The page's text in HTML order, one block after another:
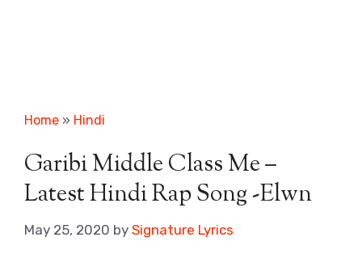
Home » Hindi
Garibi Middle Class Me –
Latest Hindi Rap Song -Elwn
May 25, 2020 by Signature Lyrics